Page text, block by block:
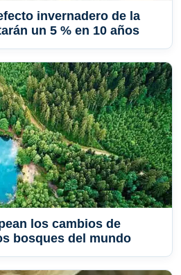
invernadero de la
un 5 % en 10 años
los cambios de
bosques del mundo